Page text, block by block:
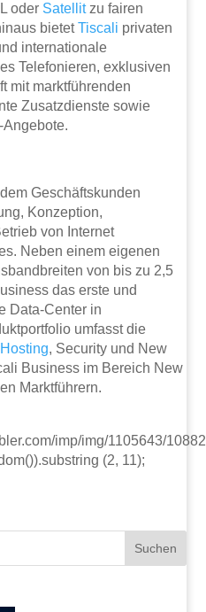
oder Satellitzu fairen
bietetTiscali privaten
internationale
Telefonieren, exklusiven
mit marktführenden
Zusatzdienste sowie
Geschäftskunden
Konzeption,
von Internet
Neben einem eigenen
von bis zu 2,5
das erste und
Data-Center in
umfasst die
Hosting, Security und New
Business im Bereich New
Marktführern.
imp/img/1105643/
(2, 11);